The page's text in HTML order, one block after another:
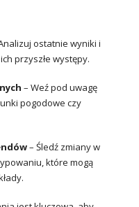
ostatnie wyniki i
przyszłe występy.
– Weź pod uwagę
pogodowe czy
– Śledź zmiany w
które mogą